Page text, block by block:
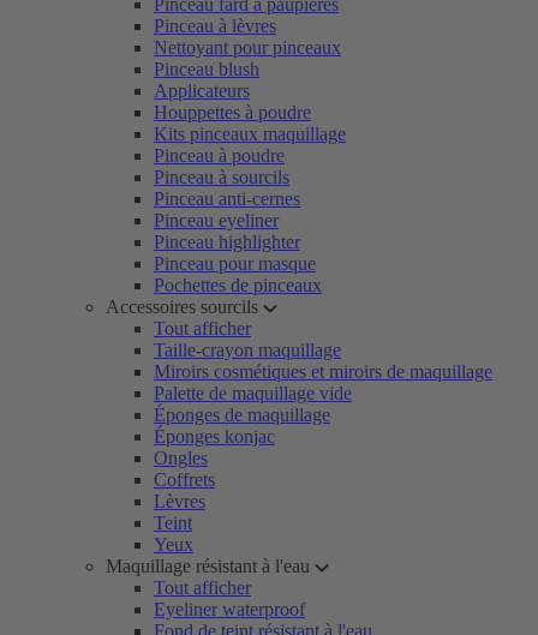
Pinceau fard à paupières
Pinceau à lèvres
Nettoyant pour pinceaux
Pinceau blush
Applicateurs
Houppettes à poudre
Kits pinceaux maquillage
Pinceau à poudre
Pinceau à sourcils
Pinceau anti-cernes
Pinceau eyeliner
Pinceau highlighter
Pinceau pour masque
Pochettes de pinceaux
Accessoires sourcils
Tout afficher
Taille-crayon maquillage
Miroirs cosmétiques et miroirs de maquillage
Palette de maquillage vide
Éponges de maquillage
Éponges konjac
Ongles
Coffrets
Lèvres
Teint
Yeux
Maquillage résistant à l'eau
Tout afficher
Eyeliner waterproof
Fond de teint résistant à l'eau